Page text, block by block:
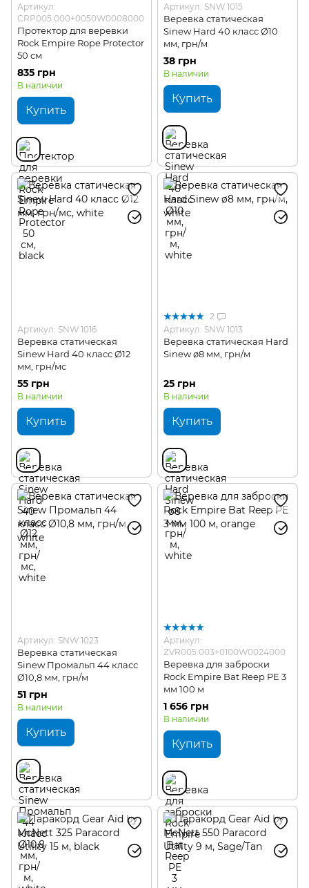
Артикул:
CRP005.000+0050W0008000
Протектор для веревки
Rock Empire Rope Protector
50 см
835 грн
В наличии
Купить
Артикул: SNW 1015
Веревка статическая
Sinew Hard 40 класс Ø10
мм, грн/м
38 грн
В наличии
Купить
Артикул: SNW 1016
Веревка статическая
Sinew Hard 40 класс Ø12
мм, грн/мс
55 грн
В наличии
Купить
2
Артикул: SNW 1013
Веревка статическая Hard
Sinew ø8 мм, грн/м
25 грн
В наличии
Купить
Артикул: SNW 1023
Веревка статическая
Sinew Промальп 44 класс
Ø10,8 мм, грн/м
51 грн
В наличии
Купить
Артикул:
ZVR005.003+0100W0024000
Веревка для заброски
Rock Empire Bat Reep PE 3
мм 100 м
1 656 грн
В наличии
Купить